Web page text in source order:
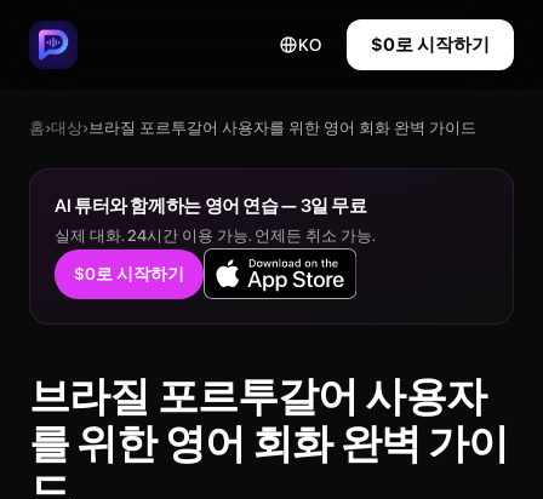
KO $0로 시작하기
홈›대상›브라질 포르투갈어 사용자를 위한 영어 회화 완벽 가이드
AI 튜터와 함께하는 영어 연습 — 3일 무료
실제 대화. 24시간 이용 가능. 언제든 취소 가능.
$0로 시작하기
브라질 포르투갈어 사용자
를 위한 영어 회화 완벽 가이